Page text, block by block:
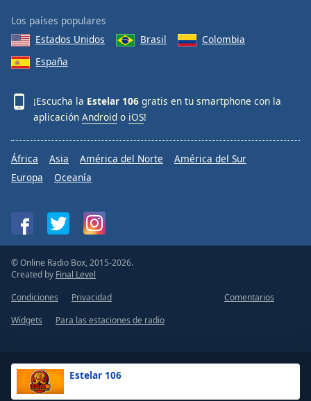
Estelar 106
Los países populares
Estados Unidos
Brasil
Colombia
España
¡Escucha la Estelar 106 gratis en tu smartphone con la
aplicación Android o iOS!
África Asia América del Norte
América del Sur
Europa
Oceanía
© Online Radio Box, 2015-2026.
Created by Final Level
Condiciones
Privacidad
Comentarios
Widgets
Para las estaciones de radio